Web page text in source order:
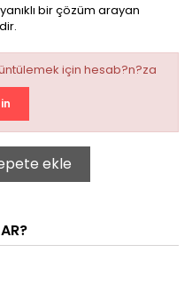
bir çözüm arayan
için hesab?n?za
ekle